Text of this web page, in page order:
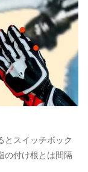
とスイッチボック
の付け根とは間隔